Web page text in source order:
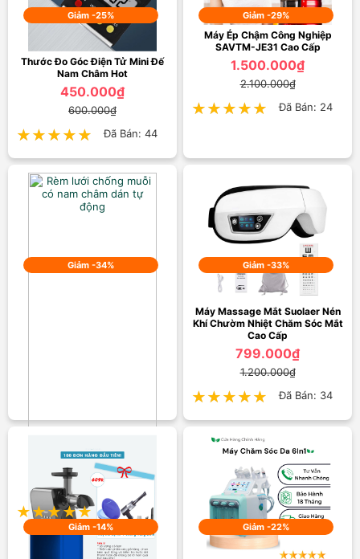
Giảm -25%
Thước Đo Góc Điện Tử Mini Đế
Nam Châm Hot
450.000₫
600.000₫
★★★★★
★★★★★ Đã Bán: 44
Giảm -29%
Máy Ép Chậm Công Nghiệp
SAVTM-JE31 Cao Cấp
1.500.000₫
2.100.000₫
★★★★★
★★★★★ Đã Bán: 24
Giảm -34%
châm dán tự động
199.000₫
300.000₫
★★★★★
★★★★★ Đã Bán: 13
Giảm -33%
Máy Massage Mắt Suolaer Nén
Khí Chườm Nhiệt Chăm Sóc Mắt
Cao Cấp
799.000₫
1.200.000₫
★★★★★
★★★★★ Đã Bán: 34
Giảm -14% Giảm -22%